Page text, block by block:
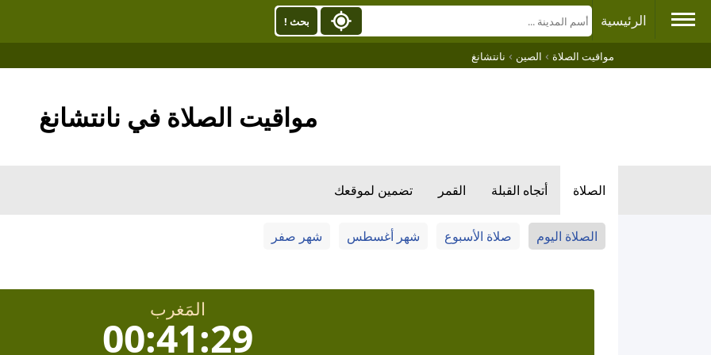
الرئيسية بحث !
مواقيت الصلاة › الصين › نانتشانغ
مواقيت الصلاة في نانتشانغ
الصلاة أتجاه القبلة القمر تضمين لموقعك
الصلاة اليوم صلاة الأسبوع شهر أغسطس شهر صفر
المَغرب
00:41:28